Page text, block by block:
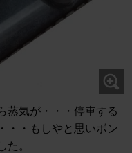
蒸気が・・・停車する
・・もしやと思いボン
た。